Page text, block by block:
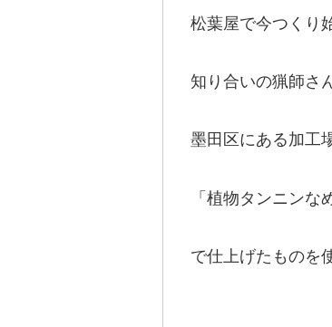
松葉屋で今つくり
知り合いの猟師さ
墨田区にある加工
「植物タンニンな
で仕上げたものを